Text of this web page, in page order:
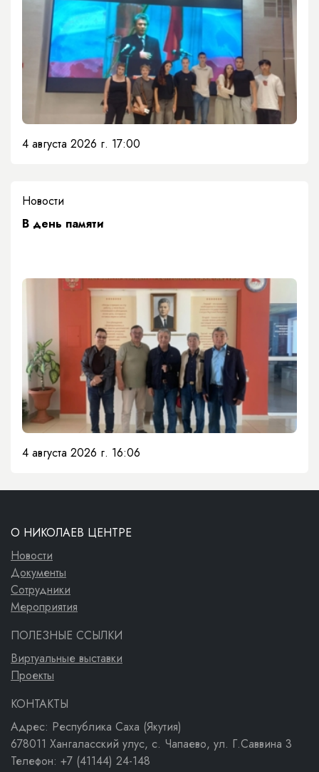
4 августа 2026 г. 17:00
Новости
​В день памяти
4 августа 2026 г. 16:06
О НИКОЛАЕВ ЦЕНТРЕ
Новости
Документы
Сотрудники
Мероприятия
ПОЛЕЗНЫЕ ССЫЛКИ
Виртуальные выставки
Проекты
КОНТАКТЫ
Адрес: Республика Саха (Якутия)
678011 Хангаласский улус, с. Чапаево, ул. Г.Саввина 3
Телефон: +7 (41144) 24-148